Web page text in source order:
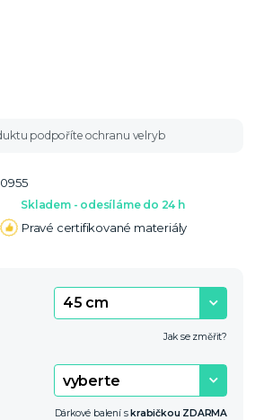
0955
Skladem - odesíláme do 24 h
Pravé certifikované materiály
Jak se změřit?
Dárkové balení skrabičkou ZDARMA